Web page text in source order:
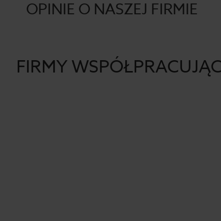
OPINIE O NASZEJ FIRMIE
FIRMY